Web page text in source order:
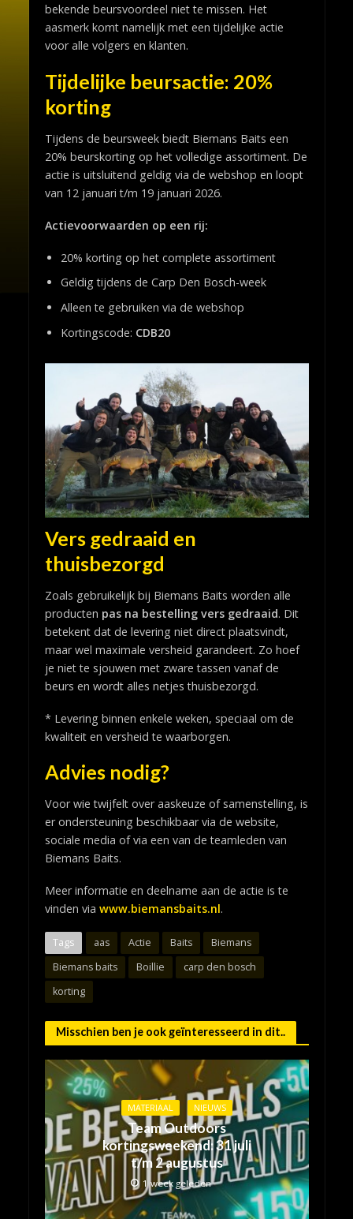
bekende beursvoordeel niet te missen. Het
aasmerk komt namelijk met een tijdelijke actie
voor alle volgers en klanten.
Tijdelijke beursactie: 20%
korting
Tijdens de beursweek biedt Biemans Baits een
20% beurskorting op het volledige assortiment. De
actie is uitsluitend geldig via de webshop en loopt
van 12 januari t/m 19 januari 2026.
Actievoorwaarden op een rij:
20% korting op het complete assortiment
Geldig tijdens de Carp Den Bosch-week
Alleen te gebruiken via de webshop
Kortingscode: CDB20
Vers gedraaid en
thuisbezorgd
Zoals gebruikelijk bij Biemans Baits worden alle
producten pas na bestelling vers gedraaid. Dit
betekent dat de levering niet direct plaatsvindt,
maar wel maximale versheid garandeert. Zo hoef
je niet te sjouwen met zware tassen vanaf de
beurs en wordt alles netjes thuisbezorgd.
* Levering binnen enkele weken, speciaal om de
kwaliteit en versheid te waarborgen.
Advies nodig?
Voor wie twijfelt over aaskeuze of samenstelling, is
er ondersteuning beschikbaar via de website,
sociale media of via een van de teamleden van
Biemans Baits.
Meer informatie en deelname aan de actie is te
vinden via www.biemansbaits.nl.
Tags aas Actie Baits
Biemans
Biemans baits
Boillie
carp den bosch
korting
Misschien ben je ook geïnteresseerd in dit..
MATERIAAL NIEUWS
Team Outdoors
kortingsweekend: 31 juli
t/m 2 augustus
1 week geleden